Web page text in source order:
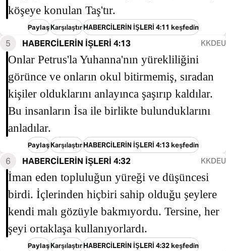
köşeye konulan Taş'tır.
PaylaşKarşılaştırHABERCİLERİN İŞLERİ 4:11 keşfedin
5 HABERCİLERİN İŞLERİ 4:13 KKDEU
Onlar Petrus'la Yuhanna'nın yürekliliğini
görünce ve onların okul bitirmemiş, sıradan
kişiler olduklarını anlayınca şaşırıp kaldılar.
Bu insanların İsa ile birlikte bulunduklarını
anladılar.
PaylaşKarşılaştırHABERCİLERİN İŞLERİ 4:13 keşfedin
6 HABERCİLERİN İŞLERİ 4:32 KKDEU
İman eden topluluğun yüreği ve düşüncesi
birdi. İçlerinden hiçbiri sahip olduğu şeylere
kendi malı gözüyle bakmıyordu. Tersine, her
şeyi ortaklaşa kullanıyorlardı.
PaylaşKarşılaştırHABERCİLERİN İŞLERİ 4:32 keşfedin